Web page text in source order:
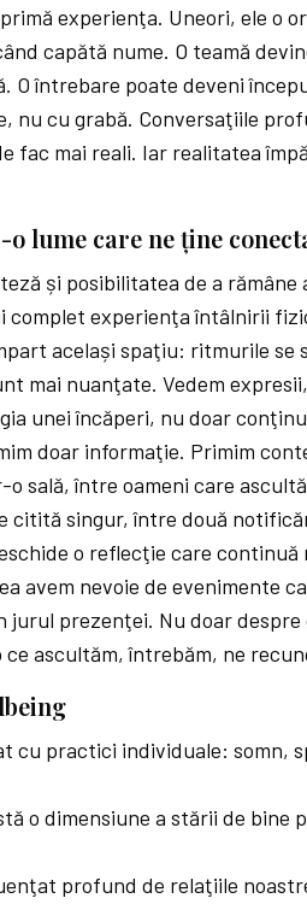
experienţa. Uneori, ele o
capătă nume. O teamă
O întrebare poate deveni
nu cu grabă. Conversaţiile
fac mai reali. Iar realitatea
lume care ne ţine
și posibilitatea de a rămâne
complet experienţa întâlnirii
același spaţiu: ritmurile se
mai nuanţate. Vedem
unei încăperi, nu doar
doar informaţie. Primim
sală, între oameni care
citită singur, între două
o reflecţie care
avem nevoie de evenimente
prezenţei. Nu doar despre
ascultăm, întrebăm, ne
cu practici individuale: somn,
o dimensiune a stării de bine
profund de relaţiile